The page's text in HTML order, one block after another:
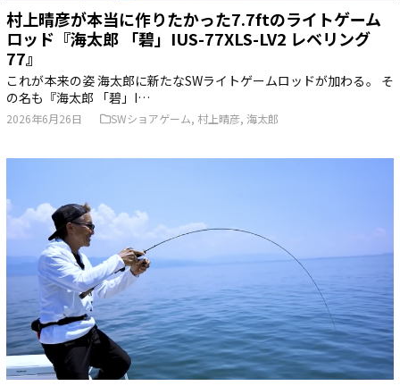
村上晴彦が本当に作りたかった7.7ftのライトゲーム
ロッド『海太郎 「碧」IUS-77XLS-LV2 レベリング
77』
これが本来の姿 海太郎に新たなSWライトゲームロッドが加わる。 そ
の名も『海太郎 「碧」I…
2026年6月26日 SWショアゲーム, 村上晴彦,海太郎